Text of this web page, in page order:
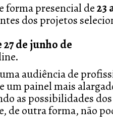
forma presencial de23
dos projetos
27 de junho de
audiência de
painel mais
as possibilidades dos
de outra forma, não